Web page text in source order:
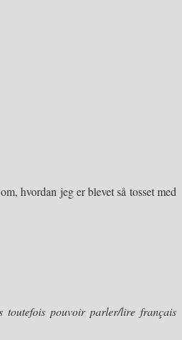
hvordan jeg er blevet så tosset med
toutefois pouvoir parler/lire français